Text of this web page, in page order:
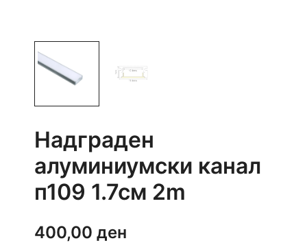
Надграден
алуминиумски канал
п109 1.7см 2m
400,00 ден